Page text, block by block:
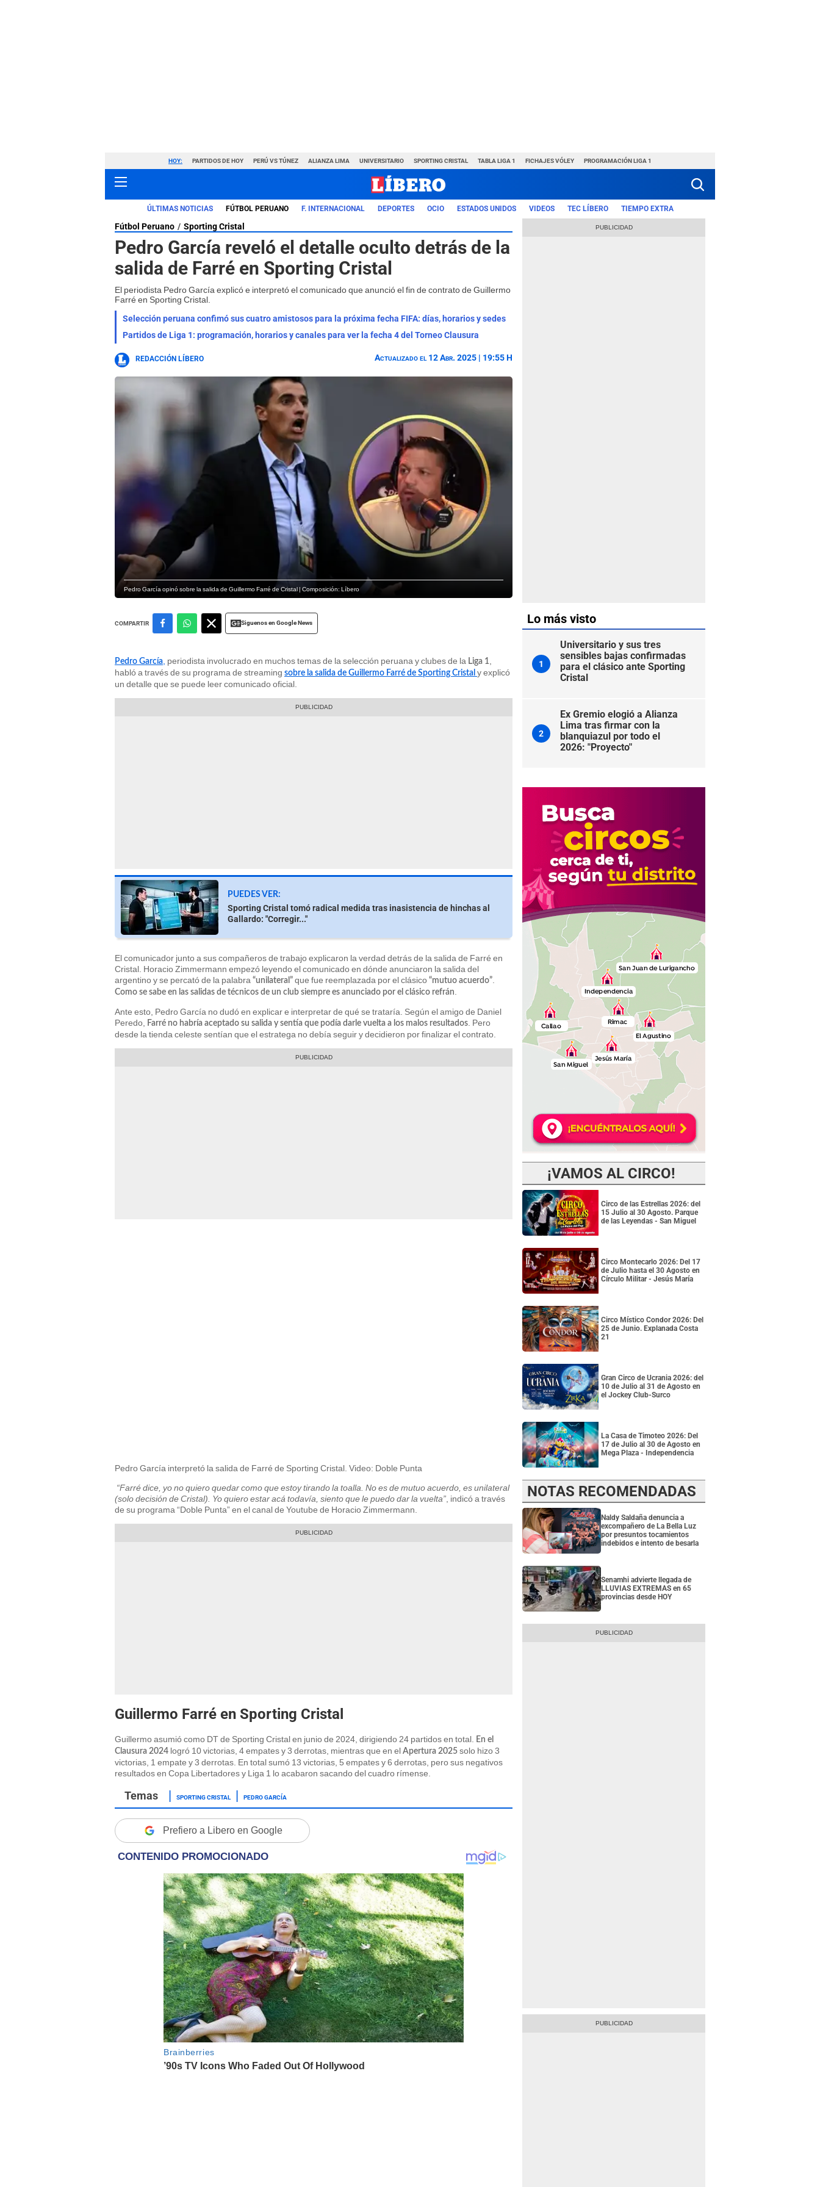
HOY: PARTIDOS DE HOY PERÚ VS TÚNEZ ALIANZA LIMA UNIVERSITARIO SPORTING CRISTAL TABLA LIGA 1 FICHAJES VÓLEY PROGRAMACIÓN LIGA 1
ÚLTIMAS NOTICIAS FÚTBOL PERUANO F. INTERNACIONAL DEPORTES OCIO ESTADOS UNIDOS VIDEOS TEC LÍBERO TIEMPO EXTRA
Fútbol Peruano Sporting Cristal
Pedro García reveló el detalle oculto detrás de la
salida de Farré en Sporting Cristal
El periodista Pedro García explicó e interpretó el comunicado que anunció el fin de contrato de Guillermo
Farré en Sporting Cristal.
Selección peruana confimó sus cuatro amistosos para la próxima fecha FIFA: días, horarios y sedes
Partidos de Liga 1: programación, horarios y canales para ver la fecha 4 del Torneo Clausura
REDACCIÓN LÍBERO Actualizado el 12 Abr. 2025 | 19:55 H
Pedro García opinó sobre la salida de Guillermo Farré de Cristal | Composición: Líbero
COMPARTIR Siguenos en Google News
Pedro García periodista involucrado en muchos temas de la selección peruana y clubes de la Liga 1
habló a través de su programa de streaming sobre la salida de Guillermo Farré de Sporting Crista y explicó
un detalle que se puede leer comunicado oficial.
PUEDES VER:
Sporting Cristal tomó radical medida tras inasistencia de hinchas al
Gallardo: "Corregir..."
El comunicador junto a sus compañeros de trabajo explicaron la verdad detrás de la salida de Farré en
Cristal. Horacio Zimmermann empezó leyendo el comunicado en dónde anunciaron la salida del
argentino y se percató de la palabra “unilateral” que fue reemplazada por el clásico “mutuo acuerdo”
Como se sabe en las salidas de técnicos de un club siempre es anunciado por el clásico refrán
Ante esto, Pedro García no dudó en explicar e interpretar de qué se trataría. Según el amigo de Daniel
Peredo,
Farré no habría aceptado su salida y sentía que podía darle vuelta a los malos resultados . Pero
desde la tienda celeste sentían que el estratega no debía seguir y decidieron por finalizar el contrato.
Pedro García interpretó la salida de Farré de Sporting Cristal. Video: Doble Punta
“Farré dice, yo no quiero quedar como que estoy tirando la toalla. No es de mutuo acuerdo, es unilateral
(solo decisión de Cristal). Yo quiero estar acá todavía, siento que le puedo dar la vuelta” , indicó a través
de su programa “Doble Punta” en el canal de Youtube de Horacio Zimmermann.
Guillermo Farré en Sporting Cristal
Guillermo asumió como DT de Sporting Cristal en junio de 2024, dirigiendo 24 partidos en total.
En el
Clausura 2024 logró 10 victorias, 4 empates y 3 derrotas, mientras que en el Apertura 2025 solo hizo 3
victorias, 1 empate y 3 derrotas. En total sumó 13 victorias, 5 empates y 6 derrotas, pero sus negativos
resultados en Copa Libertadores y Liga 1 lo acabaron sacando del cuadro rímense.
SPORTING CRISTAL PEDRO GARCÍA
Prefiero a Libero en Google
Lo más visto
1
Universitario y sus tres
sensibles bajas confirmadas
para el clásico ante Sporting
Cristal
2
Ex Gremio elogió a Alianza
Lima tras firmar con la
blanquiazul por todo el
2026: "Proyecto"
¡VAMOS AL CIRCO!
Circo de las Estrellas 2026: del
15 Julio al 30 Agosto. Parque
de las Leyendas - San Miguel
Circo Montecarlo 2026: Del 17
de Julio hasta el 30 Agosto en
Círculo Militar - Jesús María
Circo Místico Condor 2026: Del
25 de Junio. Explanada Costa
21
Gran Circo de Ucrania 2026: del
10 de Julio al 31 de Agosto en
el Jockey Club-Surco
La Casa de Timoteo 2026: Del
17 de Julio al 30 de Agosto en
Mega Plaza - Independencia
NOTAS RECOMENDADAS
Naldy Saldaña denuncia a
excompañero de La Bella Luz
por presuntos tocamientos
indebidos e intento de besarla
Senamhi advierte llegada de
LLUVIAS EXTREMAS en 65
provincias desde HOY